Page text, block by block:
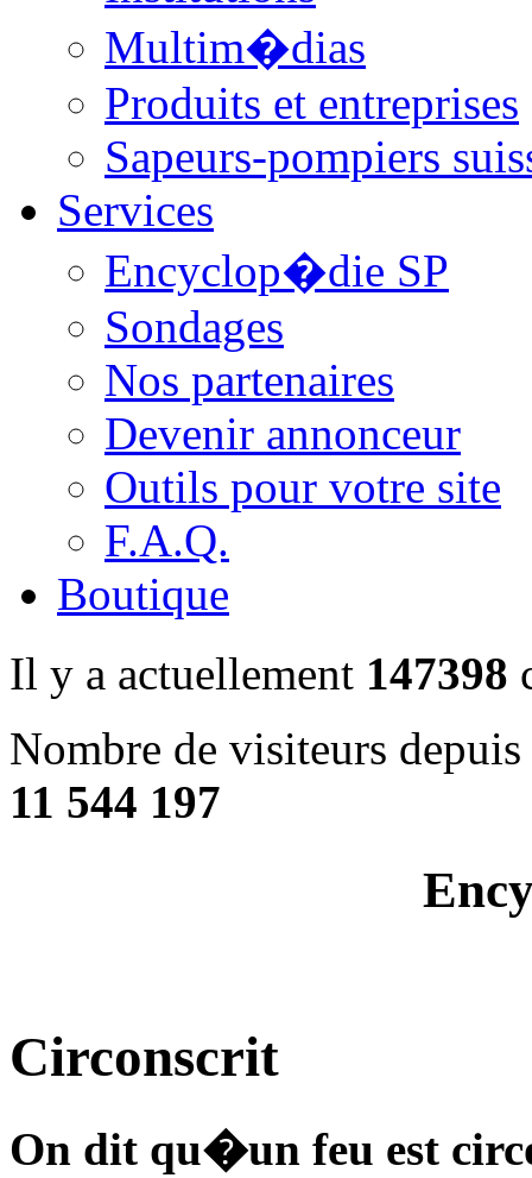
Multim�dias
Produits et entreprises
Sapeurs-pompiers
Services
Encyclop�die SP
Sondages
Nos partenaires
Devenir annonceur
Outils pour votre site
F.A.Q.
Boutique
Il y a actuellement 147398
Nombre de visiteurs
11 544 197
Circonscrit
On dit qu�un feu est